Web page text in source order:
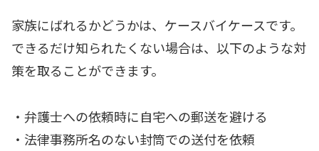
家族にばれるかどうかは、ケースバイケースです。
できるだけ知られたくない場合は、以下のような対
策を取ることができます。
・弁護士への依頼時に自宅への郵送を避ける
・法律事務所名のない封筒での送付を依頼